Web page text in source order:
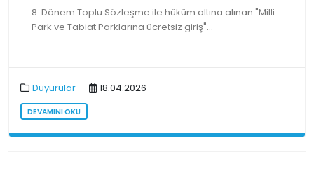
8. Dönem Toplu Sözleşme ile hüküm altına alınan "Milli
Park ve Tabiat Parklarına ücretsiz giriş"...
Duyurular 18.04.2026
DEVAMINI OKU